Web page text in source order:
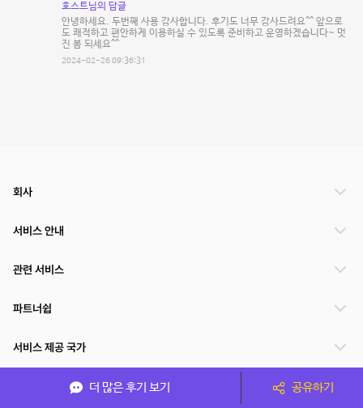
호스트님의 답글
안녕하세요. 두번째 사용 감사합니다. 후기도 너무 감사드려요^^ 앞으로
도 쾌적하고 편안하게 이용하실 수 있도록 준비하고 운영하겠습니다~ 멋
진 봄 되세요^^
2024-02-26 09:36:31
더 많은 후기 보기 공유하기
회사
서비스 안내
관련 서비스
파트너쉽
서비스 제공 국가